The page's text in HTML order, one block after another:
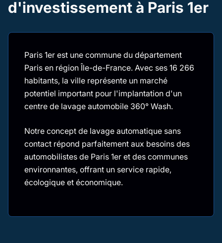
d'investissement à Paris 1er
Paris 1er est une commune du département
Paris en région Île-de-France. Avec ses 16 266
habitants, la ville représente un marché
potentiel important pour l'implantation d'un
centre de lavage automobile 360° Wash.
Notre concept de lavage automatique sans
contact répond parfaitement aux besoins des
automobilistes de Paris 1er et des communes
environnantes, offrant un service rapide,
écologique et économique.